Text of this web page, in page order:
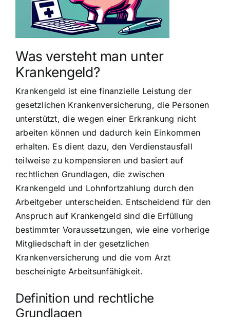
Was versteht man unter
Krankengeld?
Krankengeld ist eine finanzielle Leistung der
gesetzlichen Krankenversicherung, die Personen
unterstützt, die wegen einer Erkrankung nicht
arbeiten können und dadurch kein Einkommen
erhalten. Es dient dazu, den Verdienstausfall
teilweise zu kompensieren und basiert auf
rechtlichen Grundlagen, die zwischen
Krankengeld und Lohnfortzahlung durch den
Arbeitgeber unterscheiden. Entscheidend für den
Anspruch auf Krankengeld sind die Erfüllung
bestimmter Voraussetzungen, wie eine vorherige
Mitgliedschaft in der gesetzlichen
Krankenversicherung und die vom Arzt
bescheinigte Arbeitsunfähigkeit.
Definition und rechtliche
Grundlagen